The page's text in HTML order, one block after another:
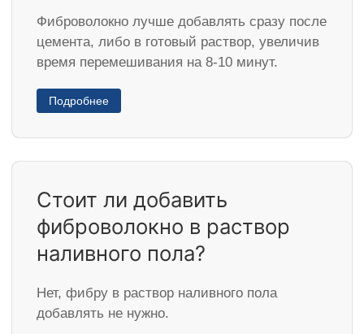
Фиброволокно лучше добавлять сразу после
цемента, либо в готовый раствор, увеличив
время перемешивания на 8-10 минут.
Подробнее
Стоит ли добавить
фиброволокно в раствор
наливного пола?
Нет, фибру в раствор наливного пола
добавлять не нужно.